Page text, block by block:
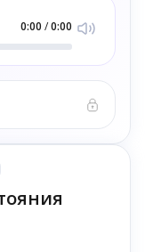
0:00 /0:00